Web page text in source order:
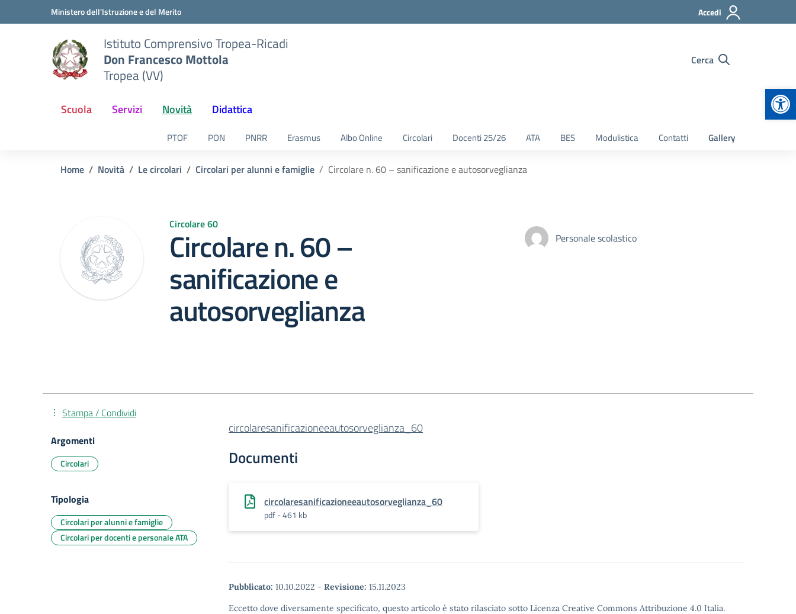
Vai ai contenuti
Vai al menu di navigazioneMinistero dell'Istruzione e del Merito Accedi
Istituto Comprensivo Tropea-Ricadi
Don Francesco Mottola
Tropea (VV)
Cerca
Scuola Servizi Novità Didattica
PTOF PON PNRR Erasmus Albo Online Circolari Docenti 25/26 ATA BES Modulistica Contatti Gallery
Home Novità Le circolari Circolari per alunni e famiglie Circolare n. 60 – sanificazione e autosorveglianza
Circolare 60
Circolare n. 60 –
sanificazione e
autosorveglianza
Personale scolastico
circolaresanificazioneeautosorveglianza_60
Documenti
circolaresanificazioneeautosorveglianza_60
pdf - 461 kb
Pubblicato: 10.10.2022 - Revisione: 15.11.2023
Eccetto dove diversamente specificato, questo articolo è stato rilasciato sotto Licenza Creative Commons Attribuzione 4.0 Italia.
Stampa / Condividi
Argomenti
Circolari
Tipologia
Circolari per alunni e famiglie
Circolari per docenti e personale ATA